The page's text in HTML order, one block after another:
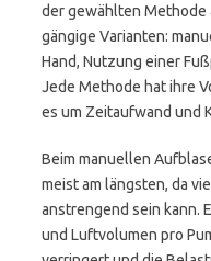
der gewählten Methode
gängige Varianten:
Hand, Nutzung einer
Jede Methode hat ihre
es um Zeitaufwand und
Beim manuellen
meist am längsten, da
anstrengend sein kann.
und Luftvolumen pro